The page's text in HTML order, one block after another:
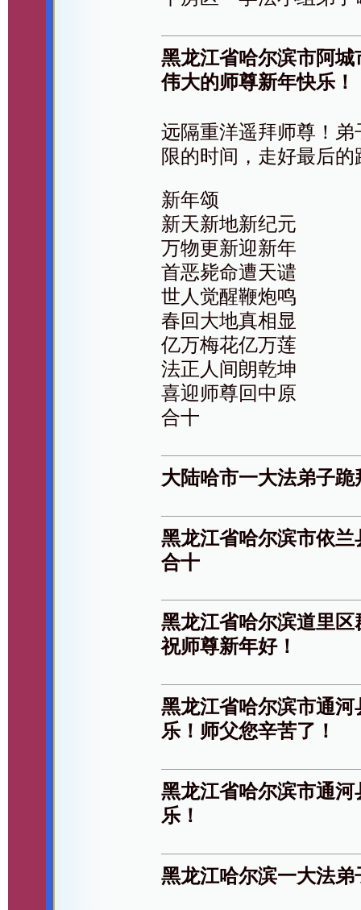
黑龙江省哈尔滨市阿
伟大的师尊新年快乐！
远隔重洋遥拜师尊！
限的时间，走好最后
新年颂
新天新地新纪元
万物更新迎新年
首恶毙命遭天谴
世人觉醒鞭炮鸣
春回大地真相显
亿万梅花亿万莲
法正人间朗乾坤
喜迎师尊回中原
合十
大陆哈市一大法弟子
黑龙江省哈尔滨市依
合十
黑龙江省哈尔滨道里
祝师尊新年好！
黑龙江省哈尔滨市通
乐！师父您辛苦了！
黑龙江省哈尔滨市通
乐！
黑龙江哈尔滨一大法